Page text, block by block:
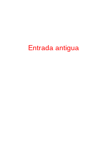
Entrada antigua